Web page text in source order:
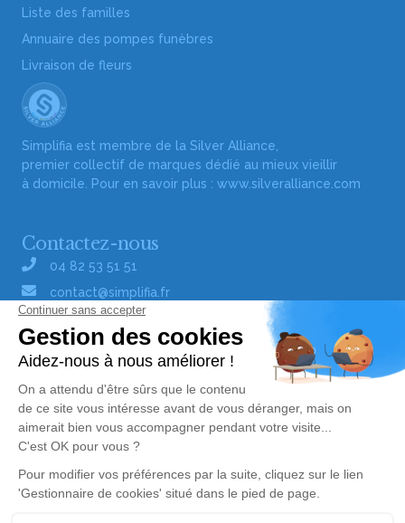
Liste des familles
Annuaire des pompes funèbres
Livraison de fleurs
Simplifia est membre de la Silver Alliance,
premier collectif de marques dédié au mieux vieillir
à domicile. Pour en savoir plus : www.silveralliance.com
Contactez-nous
04 82 53 51 51
contact@simplifia.fr
Réseaux sociaux
Liens utiles
Publier un avis de décès
Signaler un abus/une erreur